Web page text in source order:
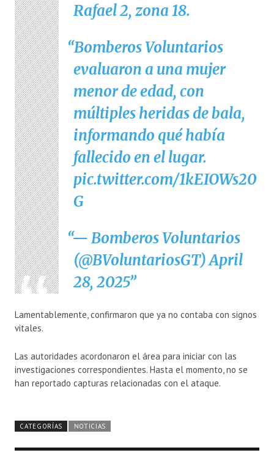
Rafael 2, zona 18.
Bomberos Voluntarios
evaluaron a una mujer
menor de edad, con
múltiples heridas de bala,
informando qué había
fallecido en el lugar.
pic.twitter.com/1kEIOWs20
G
— Bomberos Voluntarios
(@BVoluntariosGT)April
28, 2025
Lamentablemente, confirmaron que ya no contaba con signos
vitales.
Las autoridades acordonaron el área para iniciar con las
investigaciones correspondientes. Hasta el momento, no se
han reportado capturas relacionadas con el ataque.
CATEGORÍAS NOTICIAS